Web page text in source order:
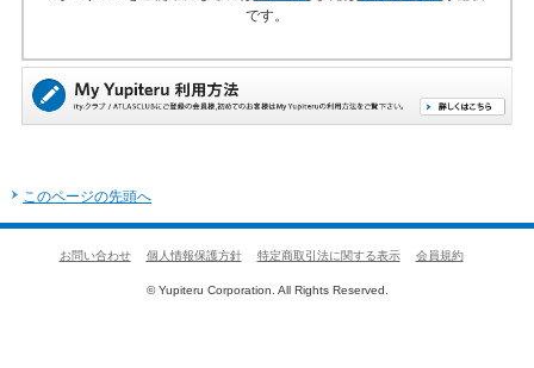
です。
このページの先頭へ
お問い合わせ 個人情報保護方針 特定商取引法に関する表示 会員規約
© Yupiteru Corporation. All Rights Reserved.